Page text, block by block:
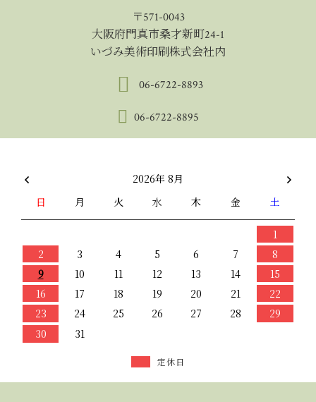
〒571-0043
大阪府門真市桑才新町24-1
いづみ美術印刷株式会社内
06-6722-8893
06-6722-8895
2026年 8月
日
月 火 水 木 金 土
1
2
3 4 5 6 7
8
9
10 11 12 13 14
15
16
17 18 19 20 21
22
23
24 25 26 27 28
29
30
31
定休日